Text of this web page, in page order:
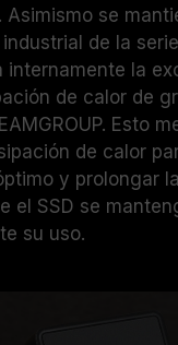
se
de la serie
internamente la
de calor de
Esto
de calor
y prolongar
el SSD se
su uso.